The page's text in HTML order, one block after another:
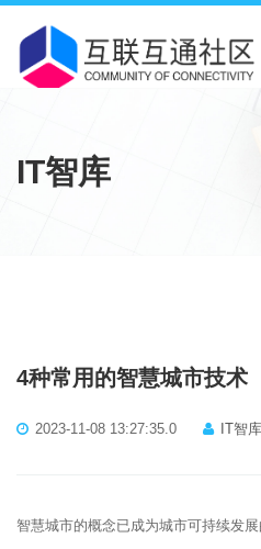
IT智库
4种常用的智慧城市技术
2023-11-08 13:27:35.0 IT智库
智慧城市的概念已成为城市可持续发